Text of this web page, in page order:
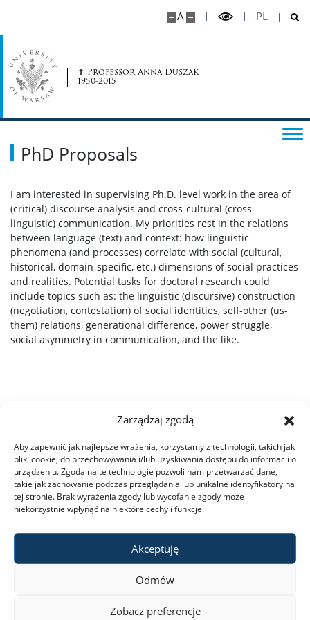
Zarządzaj zgodą
Aby zapewnić jak najlepsze wrażenia, korzystamy z technologii, takich jak
pliki cookie, do przechowywania i/lub uzyskiwania dostępu do informacji o
urządzeniu. Zgoda na te technologie pozwoli nam przetwarzać dane,
takie jak zachowanie podczas przeglądania lub unikalne identyfikatory na
tej stronie. Brak wyrażenia zgody lub wycofanie zgody może
niekorzystnie wpłynąć na niektóre cechy i funkcje.
Akceptuję
Odmów
Zobacz preferencje
A PL
✝ Professor Anna Duszak
1950-2015
PhD Proposals
I am interested in supervising Ph.D. level work in the area of
(critical) discourse analysis and cross-cultural (cross-
linguistic) communication. My priorities rest in the relations
between language (text) and context: how linguistic
phenomena (and processes) correlate with social (cultural,
historical, domain-specific, etc.) dimensions of social practices
and realities. Potential tasks for doctoral research could
include topics such as: the linguistic (discursive) construction
(negotiation, contestation) of social identities, self-other (us-
them) relations, generational difference, power struggle,
social asymmetry in communication, and the like.